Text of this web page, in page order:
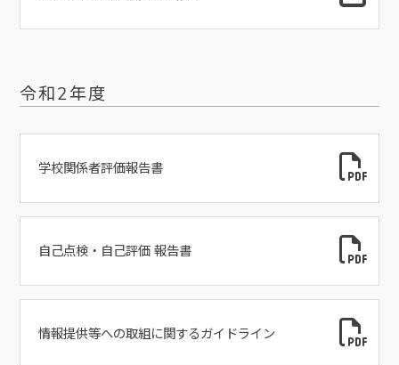
令和2年度
学校関係者評価報告書
自己点検・自己評価 報告書
情報提供等への取組に関するガイドライン